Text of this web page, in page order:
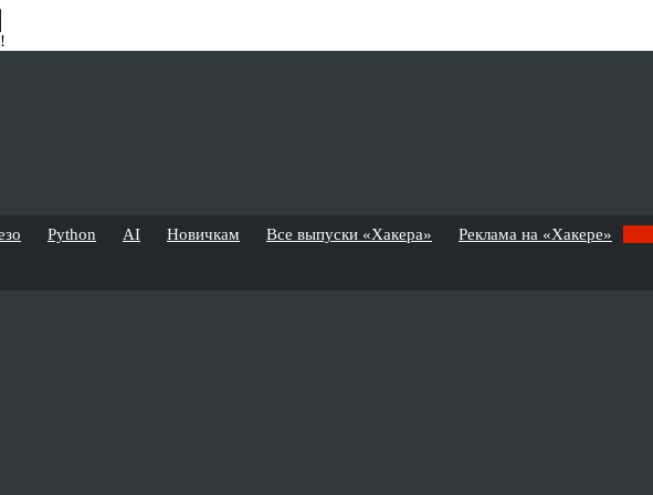
!
Python AI Новичкам Все выпуски «Хакера» Реклама на «Хакере»